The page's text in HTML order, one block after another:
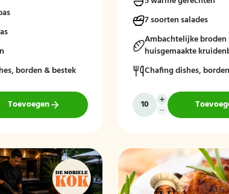
borden & bestek
Toevoegen
7 soorten salades
Ambachtelijke broden
huisgemaakte
Chafing dishes,